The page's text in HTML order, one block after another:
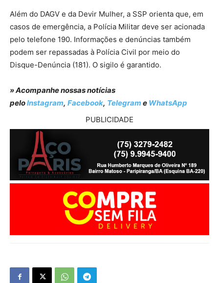
Além do DAGV e da Devir Mulher, a SSP orienta que, em
casos de emergência, a Polícia Militar deve ser acionada
pelo telefone 190. Informações e denúncias também
podem ser repassadas à Polícia Civil por meio do
Disque-Denúncia (181). O sigilo é garantido.
» Acompanhe nossas notícias
peloInstagram, Facebook, Telegram e WhatsApp
PUBLICIDADE